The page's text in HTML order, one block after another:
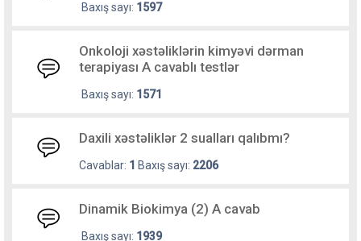
Baxış sayı: 1597
Onkoloji xəstəliklərin kimyəvi dərman
terapiyası A cavablı testlər
Baxış sayı: 1571
Daxili xəstəliklər 2 sualları qalıbmı?
Cavablar: 1 Baxış sayı: 2206
Dinamik Biokimya (2) A cavab
Baxış sayı: 1939